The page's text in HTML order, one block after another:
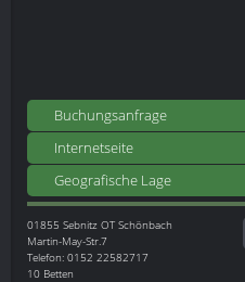
Buchungsanfrage
Internetseite
Geografische Lage
01855 Sebnitz OT Schönbach
Martin-May-Str.7
Telefon: 0152 22582717
10 Betten